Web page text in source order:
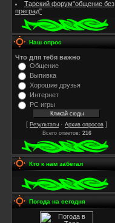
Тарский форум"общение без
преград"
Наш опрос
Что для тебя важно
Общение
Выпивка
Хорошие друзья
Интернет
PC игры
[ Результаты · Архив опросов ]
Всего ответов: 216
Кто к нам забегал
Погода на сегодня